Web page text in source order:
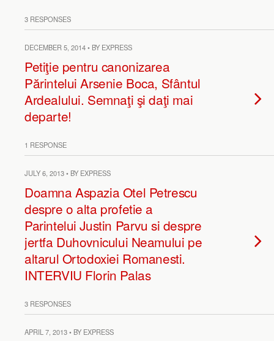
3 RESPONSES
DECEMBER 5, 2014 • BY EXPRESS
Petiţie pentru canonizarea
Părintelui Arsenie Boca, Sfântul
Ardealului. Semnaţi şi daţi mai
departe!
1 RESPONSE
JULY 6, 2013 • BY EXPRESS
Doamna Aspazia Otel Petrescu
despre o alta profetie a
Parintelui Justin Parvu si despre
jertfa Duhovnicului Neamului pe
altarul Ortodoxiei Romanesti.
INTERVIU Florin Palas
3 RESPONSES
APRIL 7, 2013 • BY EXPRESS